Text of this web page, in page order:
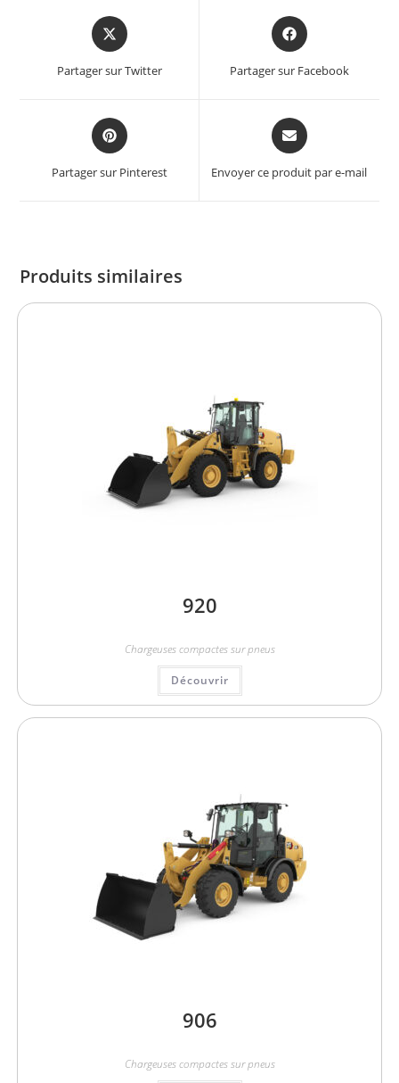
Partager sur Twitter Partager sur Facebook
Partager sur Pinterest Envoyer ce produit par e-mail
Produits similaires
920
Chargeuses compactes sur pneus
Découvrir
906
Chargeuses compactes sur pneus